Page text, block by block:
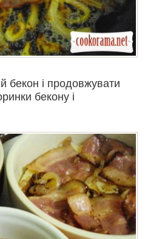
бекон і продовжувати
бекону і